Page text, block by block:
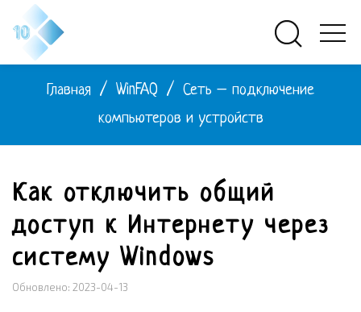
Главная / WinFAQ /
Сеть – подключение
компьютеров и устройств
Как отключить общий
доступ к Интернету через
систему Windows
Обновлено: 2023-04-13